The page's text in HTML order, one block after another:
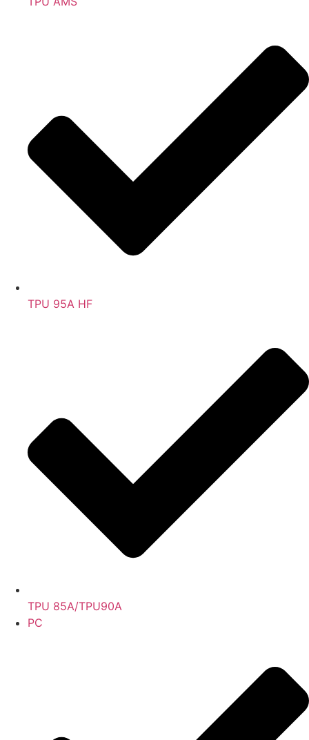
TPU 95A HF
TPU 85A/TPU90A
PC